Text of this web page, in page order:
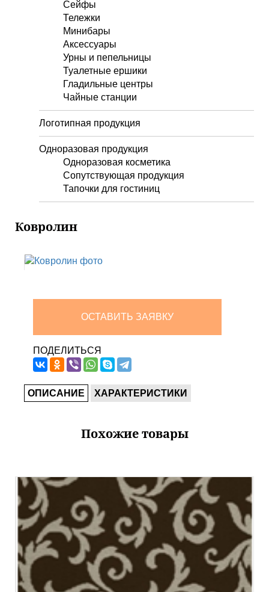
Сейфы
Тележки
Минибары
Аксессуары
Урны и пепельницы
Туалетные ершики
Гладильные центры
Чайные станции
Логотипная продукция
Одноразовая продукция
Одноразовая косметика
Сопутствующая продукция
Тапочки для гостиниц
Ковролин
ОСТАВИТЬ ЗАЯВКУ
ПОДЕЛИТЬСЯ
ОПИСАНИЕ ХАРАКТЕРИСТИКИ
Похожие товары